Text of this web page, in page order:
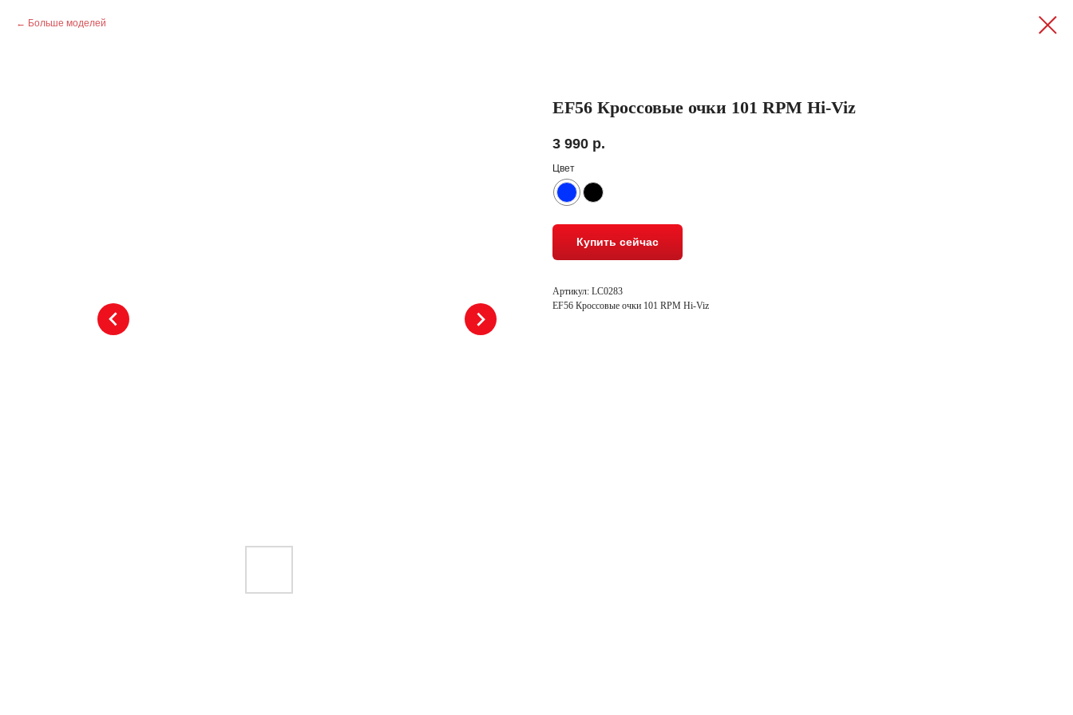
Больше моделей
EF56 Кроссовые очки 101 RPM Hi-Viz
3 990 р.
Цвет
Купить сейчас
Артикул: LC0283
EF56 Кроссовые очки 101 RPM Hi-Viz